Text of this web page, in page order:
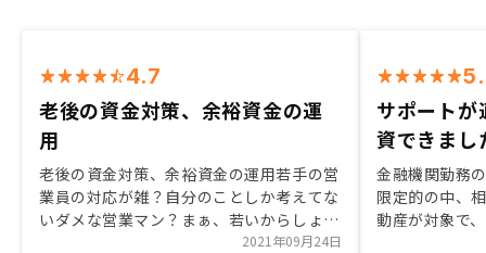
4.7
老後の資金対策、余裕資金の運
用
老後の資金対策、余裕資金の運用若手の営
業員の対応が雑？自分のことしか考えてな
いダメな営業マン？まぁ、若いからしょう
2021年09月24日
サポートが
資できまし
金融機関勤務
限定的の中、
動産が対象で